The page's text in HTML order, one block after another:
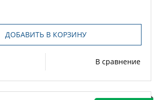
ДОБАВИТЬ В КОРЗИНУ
В сравнение